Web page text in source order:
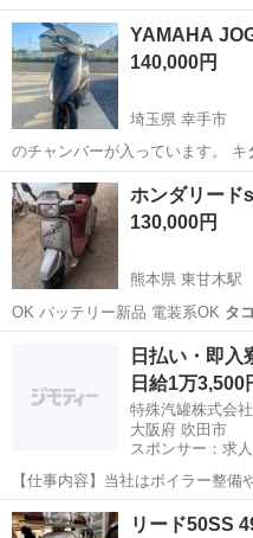
140,000円
埼玉県 幸手市
のチャンバーが入っています。 キ
真にて判断…
埼玉 幸手市 ヤマハ ジ
ホンダリード
130,000円
熊本県 東甘木駅
OK バッテリー新品 電装系OK タ
キズスレ… 玉名郡 東甘木駅
日払い・即入
日給1万3,500
特殊汽罐株式会社
大阪府 吹田市
スポンサー：求
【仕事内容】当社はボイラー整備
で必要な配管やボイラーの製缶作
当社工場内であたっていただきま
アルバイト・パート